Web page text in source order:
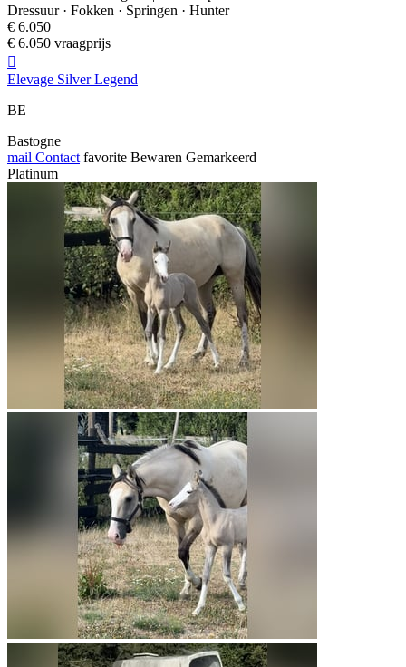
Dressuur · Fokken · Springen · Hunter
€ 6.050
€ 6.050 vraagprijs

Elevage Silver Legend
BE
Bastogne
mail Contact favorite Bewaren Gemarkeerd
Platinum